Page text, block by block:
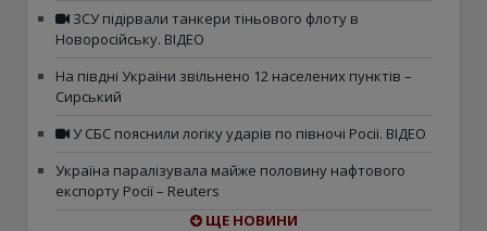
ЗСУ підірвали танкери тіньового флоту в
Новоросійську. ВІДЕО
На півдні України звільнено 12 населених пунктів –
Сирський
У СБС пояснили логіку ударів по півночі Росії. ВІДЕО
Україна паралізувала майже половину нафтового
експорту Росії – Reuters
ЩЕ НОВИНИ